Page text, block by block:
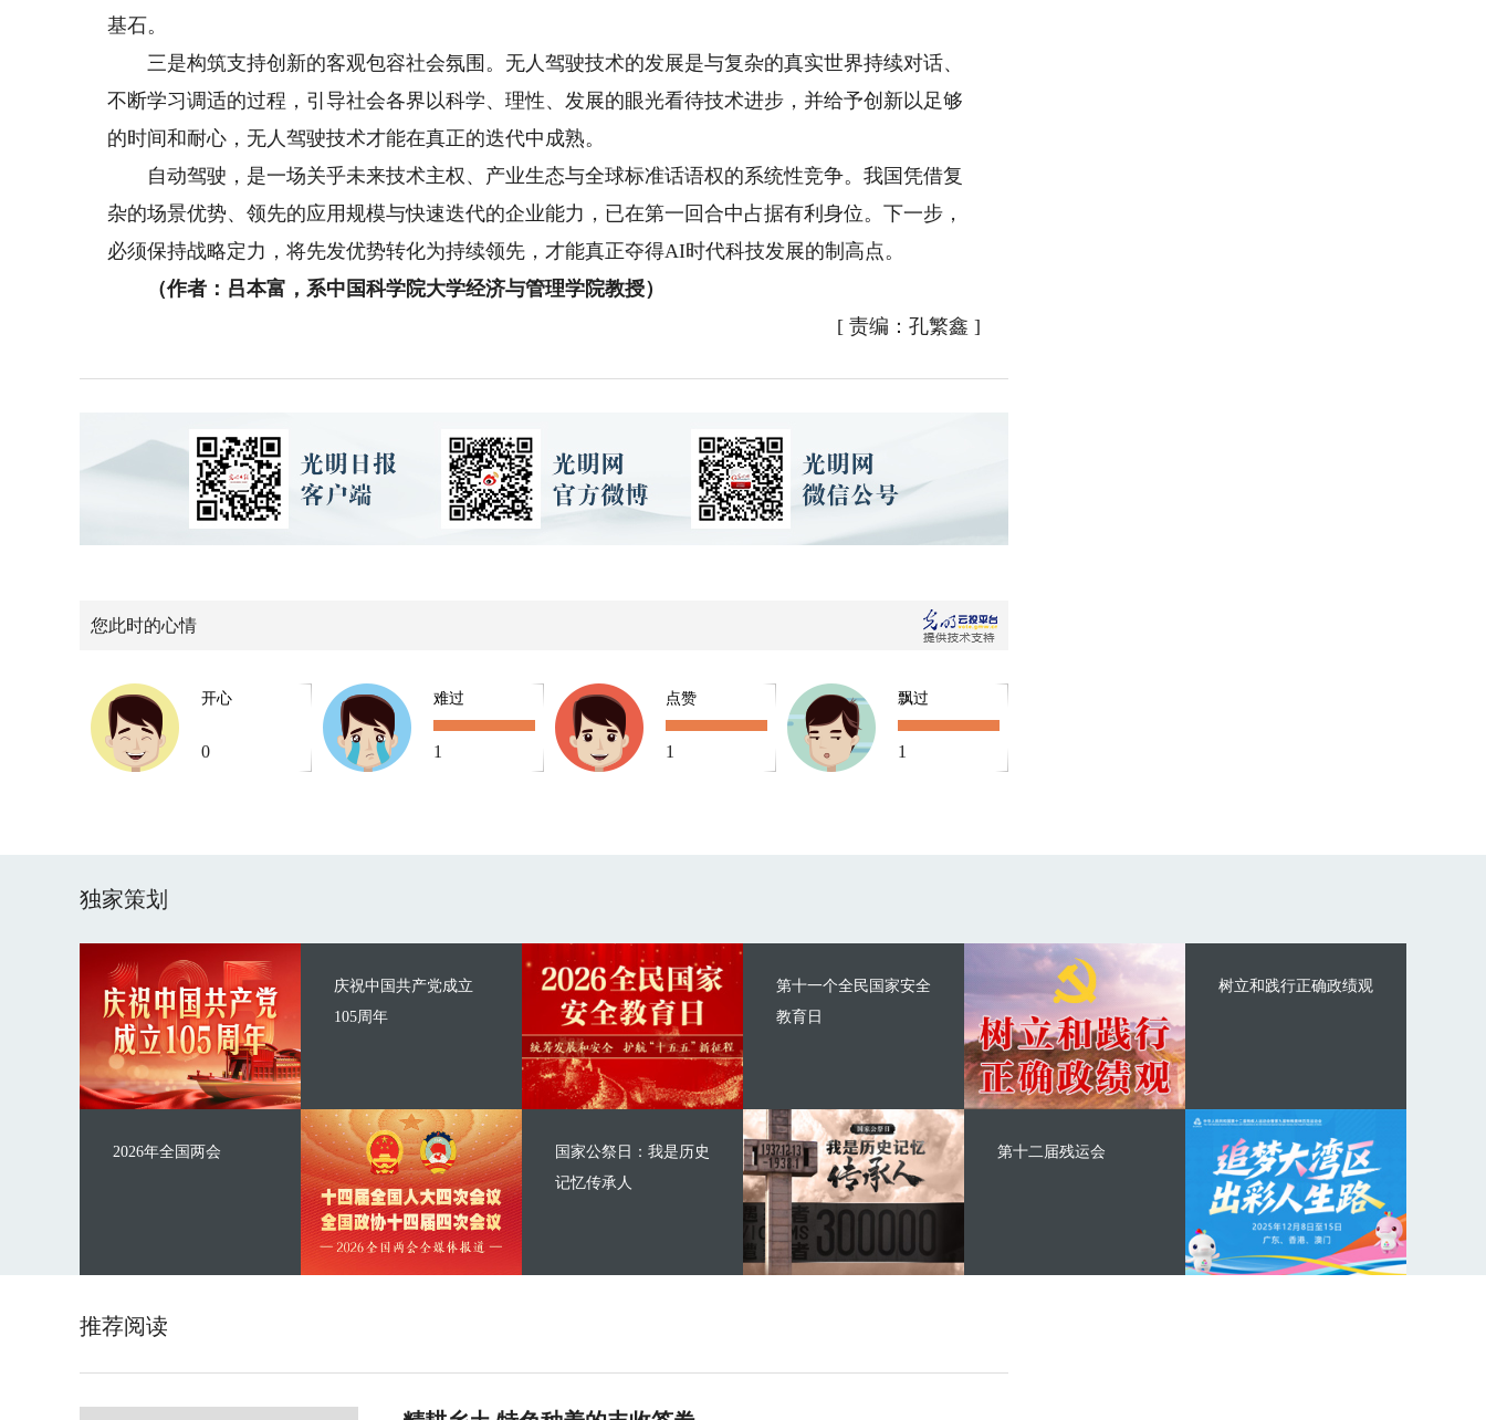
基石。
三是构筑支持创新的客观包容社会氛围。无人驾驶技术的发展是与复杂的真实世界持续对话、
不断学习调适的过程，引导社会各界以科学、理性、发展的眼光看待技术进步，并给予创新以足够
的时间和耐心，无人驾驶技术才能在真正的迭代中成熟。
自动驾驶，是一场关乎未来技术主权、产业生态与全球标准话语权的系统性竞争。我国凭借复
杂的场景优势、领先的应用规模与快速迭代的企业能力，已在第一回合中占据有利身位。下一步，
必须保持战略定力，将先发优势转化为持续领先，才能真正夺得AI时代科技发展的制高点。
（作者：吕本富，系中国科学院大学经济与管理学院教授）
[ 责编：孔繁鑫 ]
您此时的心情
开心
0
难过
1
点赞
1
飘过
1
独家策划
庆祝中国共产党成立
105周年
2026年全国两会
第十一个全民国家安全
教育日
国家公祭日：我是历史
记忆传承人
树立和践行正确政绩观
第十二届残运会
推荐阅读